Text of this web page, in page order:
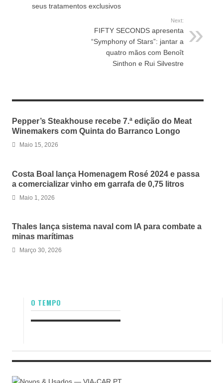
seus tratamentos exclusivos
Next:
FIFTY SECONDS apresenta
“Symphony of Stars”: jantar a
quatro mãos com Benoît
Sinthon e Rui Silvestre
Pepper’s Steakhouse recebe 7.ª edição do Meat
Winemakers com Quinta do Barranco Longo
Maio 15, 2026
Costa Boal lança Homenagem Rosé 2024 e passa
a comercializar vinho em garrafa de 0,75 litros
Maio 1, 2026
Thales lança sistema naval com IA para combate a
minas marítimas
Março 30, 2026
O TEMPO